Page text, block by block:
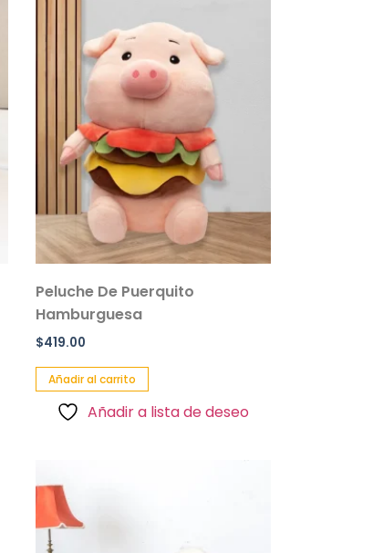
Peluche De Puerquito
Hamburguesa
$419.00
Añadir al carrito
Añadir a lista de deseo